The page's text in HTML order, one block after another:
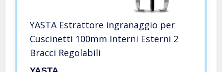
YASTA Estrattore ingranaggio per
Cuscinetti 100mm Interni Esterni 2
Bracci Regolabili